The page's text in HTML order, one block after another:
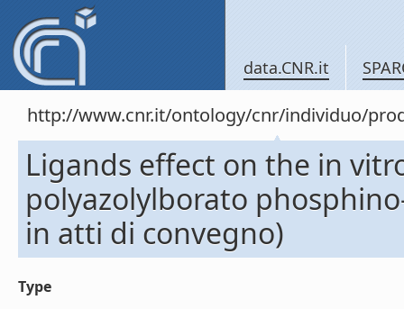
data.CNR.it
http://www.cnr.it/ontology/cnr/individuo/
Ligands effect on the in
polyazolylborato
in atti di convegno)
Type